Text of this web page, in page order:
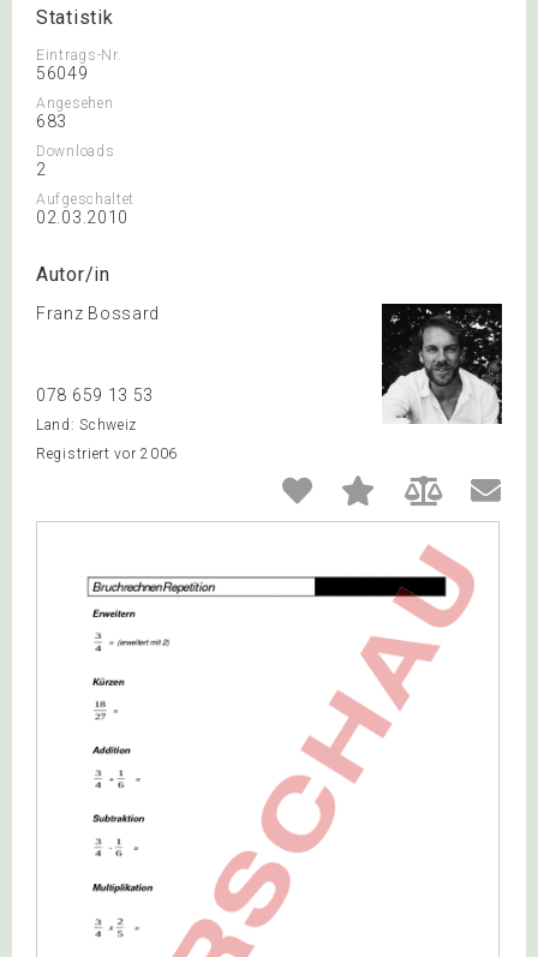
Statistik
Eintrags-Nr.
56049
Angesehen
683
Downloads
2
Aufgeschaltet
02.03.2010
Autor/in
Franz Bossard
078 659 13 53
Land: Schweiz
Registriert vor 2006